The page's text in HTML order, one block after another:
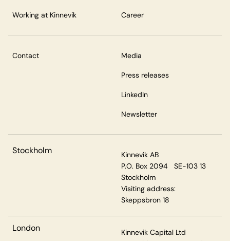
Working at Kinnevik Career
Contact Media
Press releases
LinkedIn
Newsletter
Stockholm
Kinnevik AB
P.O. Box 2094 SE-103 13
Stockholm
Visiting address:
Skeppsbron 18
London
Kinnevik Capital Ltd